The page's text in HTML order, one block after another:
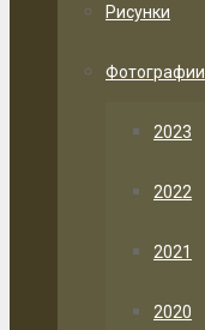
Рисунки
Фотографии
2023
2022
2021
2020